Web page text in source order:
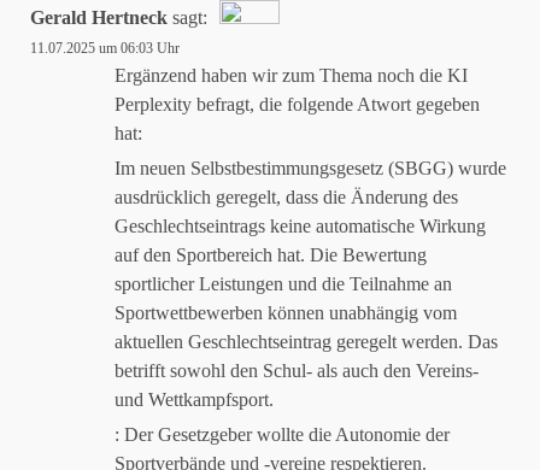
Gerald Hertneck sagt:
Das „Echte-Person“-Abzeichen!
Anti-Spam von CleanTalk
11.07.2025 um 06:03 Uhr
Ergänzend haben wir zum Thema noch die KI
Perplexity befragt, die folgende Atwort gegeben
hat:
Im neuen Selbstbestimmungsgesetz (SBGG) wurde
ausdrücklich geregelt, dass die Änderung des
Geschlechtseintrags keine automatische Wirkung
auf den Sportbereich hat. Die Bewertung
sportlicher Leistungen und die Teilnahme an
Sportwettbewerben können unabhängig vom
aktuellen Geschlechtseintrag geregelt werden. Das
betrifft sowohl den Schul- als auch den Vereins-
und Wettkampfsport.
: Der Gesetzgeber wollte die Autonomie der
Sportverbände und -vereine respektieren.